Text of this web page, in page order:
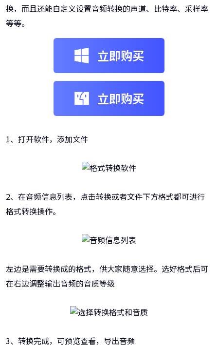
换，而且还能自定义设置音频转换的声道、比特率、采样率
等等。
立即购买
立即购买
1、打开软件，添加文件
2、在音频信息列表，点击转换或者文件下方格式都可进行
格式转换操作。
左边是需要转换成的格式，供大家随意选择。选好格式后可
在右边调整输出音频的音质等级
3、转换完成，可预览查看，导出音频